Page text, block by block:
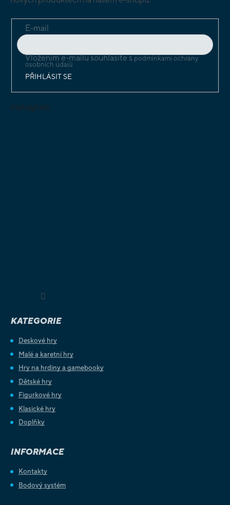
E-mail
Vložením e-mailu souhlasíte spodmínkami ochrany
osobních údajů
PŘIHLÁSIT SE
Instagram
KATEGORIE
Deskové hry
Malé a karetní hry
Hry na hrdiny a gamebooky
Dětské hry
Figurkové hry
Klasické hry
Doplňky
INFORMACE
Kontakty
Bodový systém